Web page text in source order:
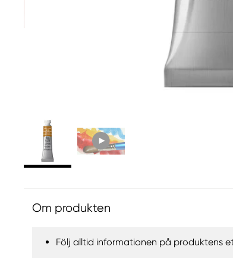
Om produkten
Följ alltid informationen på produktens